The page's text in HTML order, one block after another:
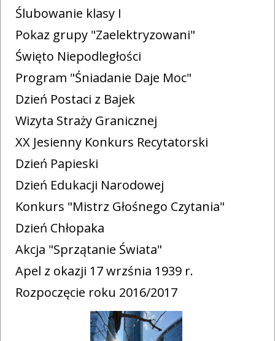
Ślubowanie klasy I
Pokaz grupy "Zaelektryzowani"
Święto Niepodległości
Program "Śniadanie Daje Moc"
Dzień Postaci z Bajek
Wizyta Straży Granicznej
XX Jesienny Konkurs Recytatorski
Dzień Papieski
Dzień Edukacji Narodowej
Konkurs "Mistrz Głośnego Czytania"
Dzień Chłopaka
Akcja "Sprzątanie Świata"
Apel z okazji 17 wrzśnia 1939 r.
Rozpoczęcie roku 2016/2017